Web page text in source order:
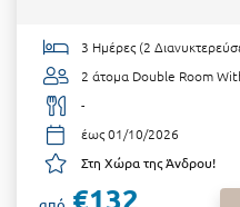
3 Ημέρες (2
2 άτομα Double Room
-
έως 01/10/2026
Στη Χώρα της Άνδρου!
€132